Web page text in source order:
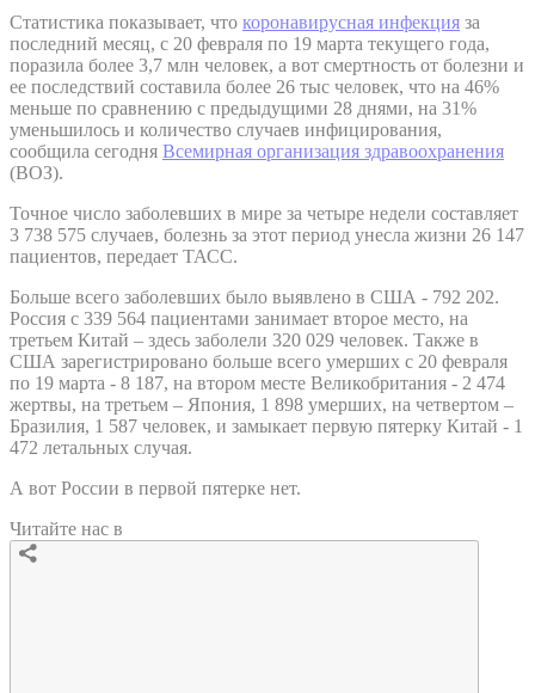
Статистика показывает, что коронавирусная инфекция за
последний месяц, с 20 февраля по 19 марта текущего года,
поразила более 3,7 млн человек, а вот смертность от болезни и
ее последствий составила более 26 тыс человек, что на 46%
меньше по сравнению с предыдущими 28 днями, на 31%
уменьшилось и количество случаев инфицирования,
сообщила сегодня Всемирная организация здравоохранения
(ВОЗ).
Точное число заболевших в мире за четыре недели составляет
3 738 575 случаев, болезнь за этот период унесла жизни 26 147
пациентов, передает ТАСС.
Больше всего заболевших было выявлено в США - 792 202.
Россия с 339 564 пациентами занимает второе место, на
третьем Китай – здесь заболели 320 029 человек. Также в
США зарегистрировано больше всего умерших с 20 февраля
по 19 марта - 8 187, на втором месте Великобритания - 2 474
жертвы, на третьем – Япония, 1 898 умерших, на четвертом –
Бразилия, 1 587 человек, и замыкает первую пятерку Китай - 1
472 летальных случая.
А вот России в первой пятерке нет.
Читайте нас в